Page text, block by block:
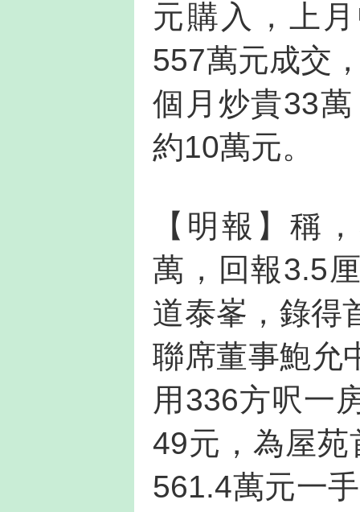
元購入，上
557萬元成交
個月炒貴33
約10萬元。
【明報】稱
萬，回報3.5
道泰峯，錄得
聯席董事鮑允
用336方呎一
49元，為屋
561.4萬元一